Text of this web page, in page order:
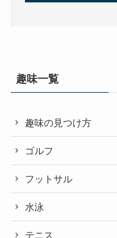
趣味一覧
趣味の見つけ方
ゴルフ
フットサル
水泳
テニス